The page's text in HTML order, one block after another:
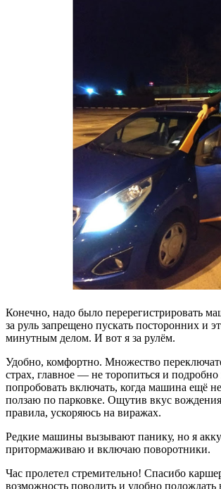
Конечно, надо было перерегистрировать
за руль запрещено пускать посторонних и
минутным делом. И вот я за рулём.
Удобно, комфортно. Множество
страх, главное — не торопиться и подробно
попробовать включать, когда машина ещё
ползаю по парковке. Ощутив вкус
правила, ускоряюсь на виражах.
Редкие машины вызывают панику, но я
притормаживаю и включаю поворотники.
Час пролетел стремительно! Спасибо
возможность поводить и удобно подождать